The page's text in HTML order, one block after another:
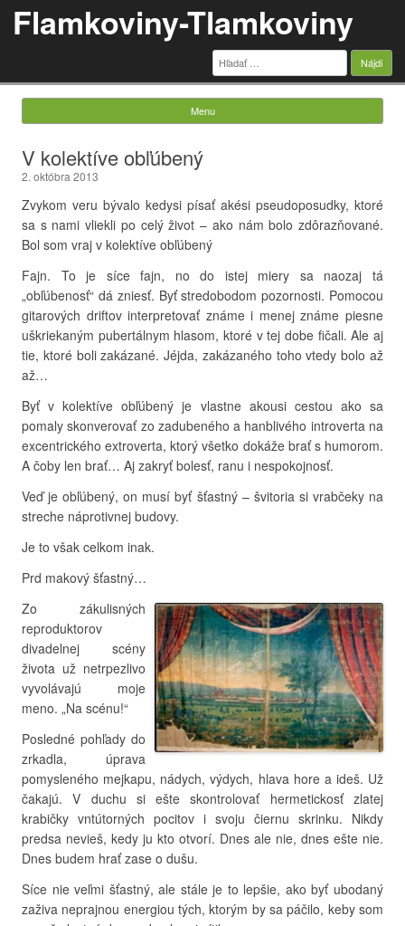
Flamkoviny-Tlamkoviny
Hľadať:
Menu
V kolektíve obľúbený
2. októbra 2013
Zvykom veru bývalo kedysi písať akési pseudoposudky, ktoré
sa s nami vliekli po celý život – ako nám bolo zdôrazňované.
Bol som vraj v kolektíve obľúbený
Fajn. To je síce fajn, no do istej miery sa naozaj tá
„obľúbenosť“ dá zniesť. Byť stredobodom pozornosti. Pomocou
gitarových driftov interpretovať známe i menej známe piesne
uškriekaným pubertálnym hlasom, ktoré v tej dobe fičali. Ale aj
tie, ktoré boli zakázané. Jéjda, zakázaného toho vtedy bolo až
až…
Byť v kolektíve obľúbený je vlastne akousi cestou ako sa
pomaly skonverovať zo zadubeného a hanblivého introverta na
excentrického extroverta, ktorý všetko dokáže brať s humorom.
A čoby len brať… Aj zakryť bolesť, ranu i nespokojnosť.
Veď je obľúbený, on musí byť šťastný – švitoria si vrabčeky na
streche náprotivnej budovy.
Je to však celkom inak.
Prd makový šťastný…
Zo zákulisných
reproduktorov
divadelnej scény
života už netrpezlivo
vyvolávajú moje
meno. „Na scénu!“
Posledné pohľady do
zrkadla, úprava
pomysleného mejkapu, nádych, výdych, hlava hore a ideš. Už
čakajú. V duchu si ešte skontrolovať hermetickosť zlatej
krabičky vntútorných pocitov i svoju čiernu skrinku. Nikdy
predsa nevieš, kedy ju kto otvorí. Dnes ale nie, dnes ešte nie.
Dnes budem hrať zase o dušu.
Síce nie veľmi šťastný, ale stále je to lepšie, ako byť ubodaný
zaživa neprajnou energiou tých, ktorým by sa páčilo, keby som